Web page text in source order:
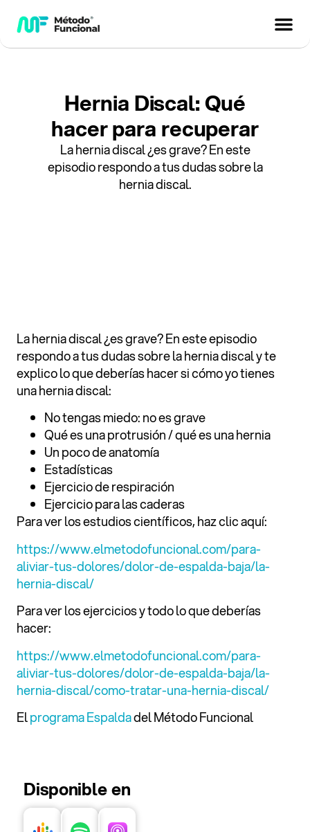
Hernia Discal: Qué
hacer para recuperar
La hernia discal ¿es grave? En este
episodio respondo a tus dudas sobre la
hernia discal.
La hernia discal ¿es grave? En este episodio
respondo a tus dudas sobre la hernia discal y te
explico lo que deberías hacer si cómo yo tienes
una hernia discal:
No tengas miedo: no es grave
Qué es una protrusión / qué es una hernia
Un poco de anatomía
Estadísticas
Ejercicio de respiración
Ejercicio para las caderas
Para ver los estudios científicos, haz clic aquí:
⁠https://www.elmetodofuncional.com/para-
aliviar-tus-dolores/dolor-de-espalda-baja/la-
hernia-discal/⁠
Para ver los ejercicios y todo lo que deberías
hacer:
⁠https://www.elmetodofuncional.com/para-
aliviar-tus-dolores/dolor-de-espalda-baja/la-
hernia-discal/como-tratar-una-hernia-discal/⁠
Elprograma Espaldadel Método Funcional
Disponible en